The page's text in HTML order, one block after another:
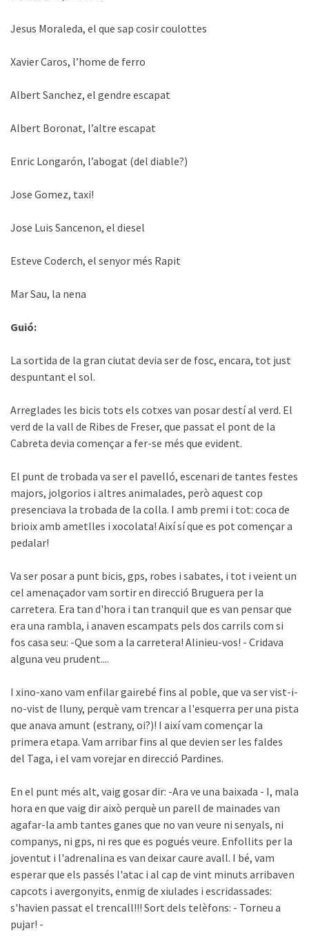
Jesus Moraleda, el que sap cosir coulottes
Xavier Caros, l’home de ferro
Albert Sanchez, el gendre escapat
Albert Boronat, l’altre escapat
Enric Longarón, l’abogat (del diable?)
Jose Gomez, taxi!
Jose Luis Sancenon, el diesel
Esteve Coderch, el senyor més Rapit
Mar Sau, la nena
Guió:
La sortida de la gran ciutat devia ser de fosc, encara, tot just
despuntant el sol.
Arreglades les bicis tots els cotxes van posar destí al verd. El
verd de la vall de Ribes de Freser, que passat el pont de la
Cabreta devia començar a fer-se més que evident.
El punt de trobada va ser el pavelló, escenari de tantes festes
majors, jolgorios i altres animalades, però aquest cop
presenciava la trobada de la colla. I amb premi i tot: coca de
brioix amb ametlles i xocolata! Així sí que es pot començar a
pedalar!
Va ser posar a punt bicis, gps, robes i sabates, i tot i veient un
cel amenaçador vam sortir en direcció Bruguera per la
carretera. Era tan d'hora i tan tranquil que es van pensar que
era una rambla, i anaven escampats pels dos carrils com si
fos casa seu: -Que som a la carretera! Alinieu-vos! - Cridava
alguna veu prudent....
I xino-xano vam enfilar gairebé fins al poble, que va ser vist-i-
no-vist de lluny, perquè vam trencar a l'esquerra per una pista
que anava amunt (estrany, oi?)! I així vam començar la
primera etapa. Vam arribar fins al que devien ser les faldes
del Taga, i el vam vorejar en direcció Pardines.
En el punt més alt, vaig gosar dir: -Ara ve una baixada - I, mala
hora en que vaig dir això perquè un parell de mainades van
agafar-la amb tantes ganes que no van veure ni senyals, ni
companys, ni gps, ni res que es pogués veure. Enfollits per la
joventut i l'adrenalina es van deixar caure avall. I bé, vam
esperar que els passés l'atac i al cap de vint minuts arribaven
capcots i avergonyits, enmig de xiulades i escridassades:
s'havien passat el trencall!!! Sort dels telèfons: - Torneu a
pujar! -